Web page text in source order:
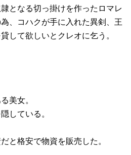
となる切っ掛けを作ったロマレ
、コハクが手に入れた異剣、王
して欲しいとクレオに乞う。
美女。
している。
と格安で物資を販売した。